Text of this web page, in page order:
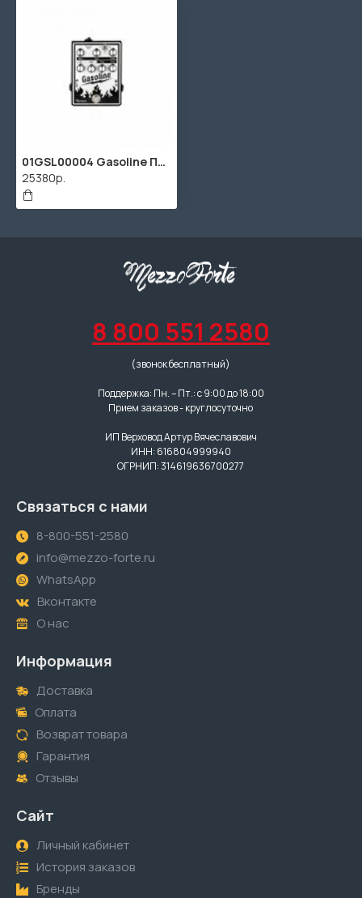
01GSL00004 Gasoline Педаль эффектов, Thermion
25380р.
8 800 551 2580
(звонок бесплатный)
Поддержка: Пн. – Пт.: с 9:00 до 18:00
Прием заказов - круглосуточно
ИП Верховод Артур Вячеславович
ИНН: 616804999940
ОГРНИП: 314619636700277
Связаться с нами
8-800-551-2580
info@mezzo-forte.ru
WhatsApp
Вконтакте
О нас
Информация
Доставка
Оплата
Возврат товара
Гарантия
Отзывы
Сайт
Личный кабинет
История заказов
Бренды